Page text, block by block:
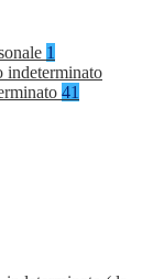
1
indeterminato
41